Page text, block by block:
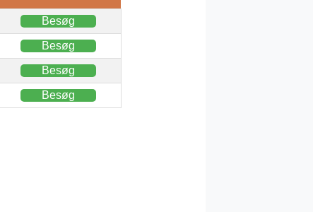
Besøg
Besøg
Besøg
Besøg